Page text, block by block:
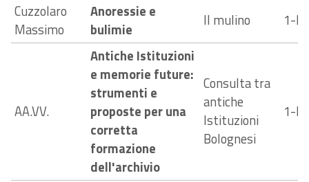
Cuzzolaro
Massimo
Anoressie e
bulimie
Il mulino 1-
AA.VV.
Antiche Istituzioni
e memorie future:
strumenti e
proposte per una
corretta
formazione
dell'archivio
Consulta tra
antiche
Istituzioni
Bolognesi
1-